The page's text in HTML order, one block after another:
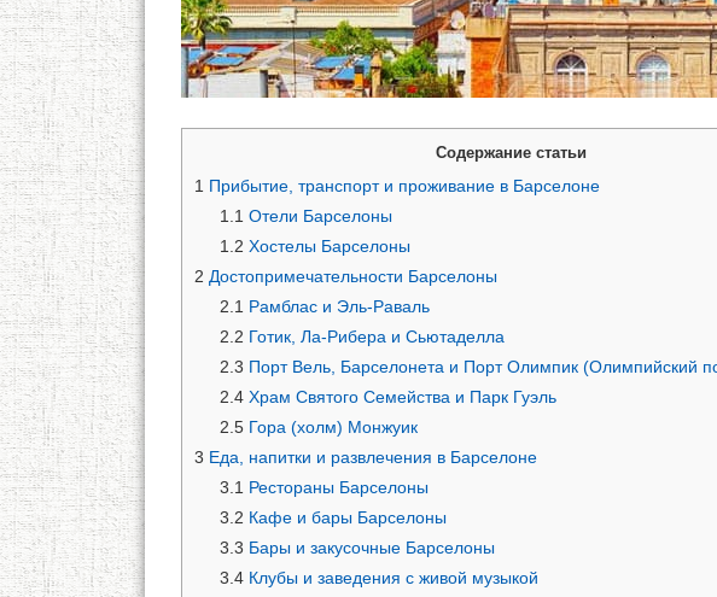
Содержание статьи
1 Прибытие, транспорт и проживание в Барселоне
1.1 Отели Барселоны
1.2 Хостелы Барселоны
2 Достопримечательности Барселоны
2.1 Рамблас и Эль-Раваль
2.2 Готик, Ла-Рибера и Сьютаделла
2.3 Порт Вель, Барселонета и Порт Олимпик (Олимпийский
2.4Храм Святого Семейства и Парк Гуэль
2.5Гора (холм) Монжуик
3 Еда, напитки и развлечения в Барселоне
3.1 Рестораны Барселоны
3.2 Кафе и бары Барселоны
3.3 Бары и закусочные Барселоны
3.4Клубы и заведения с живой музыкой